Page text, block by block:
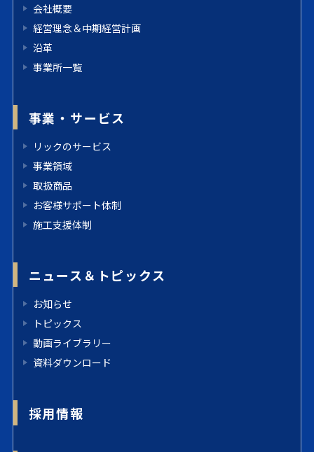
会社概要
経営理念＆中期経営計画
沿革
事業所一覧
事業・サービス
リックのサービス
事業領域
取扱商品
お客様サポート体制
施工支援体制
ニュース＆トピックス
お知らせ
トピックス
動画ライブラリー
資料ダウンロード
採用情報